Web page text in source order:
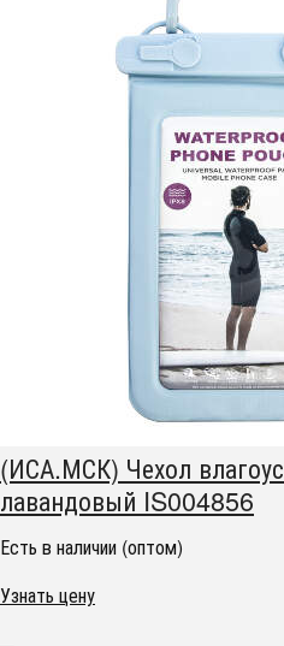
(ИСА.МСК) Чехол
лавандовый IS004856
Есть в наличии (оптом)
Узнать цену